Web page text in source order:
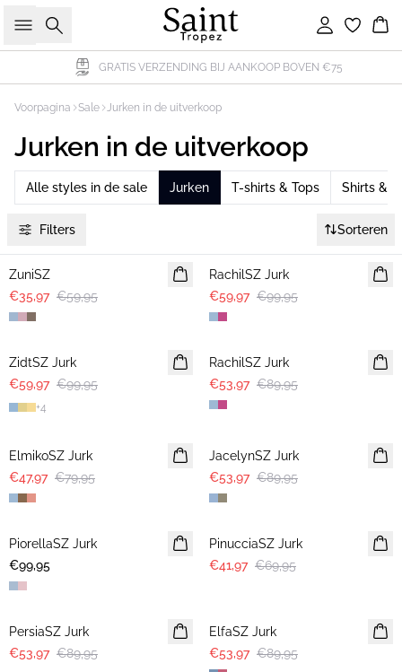
Zoeken Inloggen
GRATIS VERZENDING BIJ AANKOOP BOVEN €75
Voorpagina Sale Jurken in de uitverkoop
Jurken in de uitverkoop
Alle styles in de sale Jurken T-shirts & Tops Shirts &
Filters Sorteren
-40%
ZuniSZ
€35,97 €59,95
RachilSZ Jurk
€59,97 €99,95
-40%
ZidtSZ Jurk
€59,97 €99,95
+4
-40%
RachilSZ Jurk
€53,97 €89,95
ElmikoSZ Jurk
€47,97 €79,95
JacelynSZ Jurk
€53,97 €89,95
PiorellaSZ Jurk
€99,95
-40%
PinucciaSZ Jurk
€41,97 €69,95
-40%
PersiaSZ Jurk
€53,97 €89,95
ElfaSZ Jurk
€53,97 €89,95